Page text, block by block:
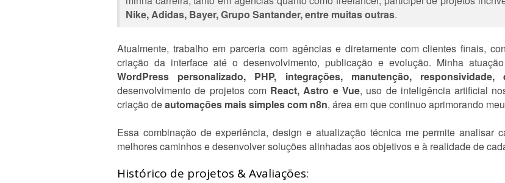
Nike, Adidas, Bayer, Grupo Santander, entre muitas outras.
Atualmente, trabalho em parceria com agências e diretamente com clientes finais,
criação da interface até o desenvolvimento, publicação e evolução. Minha
WordPress personalizado, PHP, integrações, manutenção,
desenvolvimento de projetos com React, Astro e Vue, uso de inteligência artificial
criação deautomações mais simples com n8n, área em que continuo aprimorando
Essa combinação de experiência, design e atualização técnica me permite analisar
melhores caminhos e desenvolver soluções alinhadas aos objetivos e à realidade de
Histórico de projetos & Avaliações: